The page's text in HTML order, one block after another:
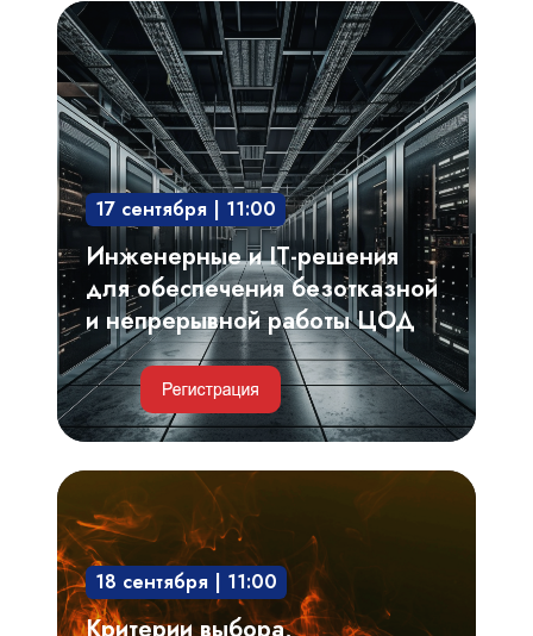
Инженерные
и
IT-
решения
для
обеспечения
безотказной
и
непрерывной
работы
ЦОД
17 сентября | 11:00
Инженерные и IT-решения
для обеспечения безотказной
и непрерывной работы ЦОД
Критерии
выбора,
проектирование
системы
газового
18 сентября | 11:00
Критерии выбора,